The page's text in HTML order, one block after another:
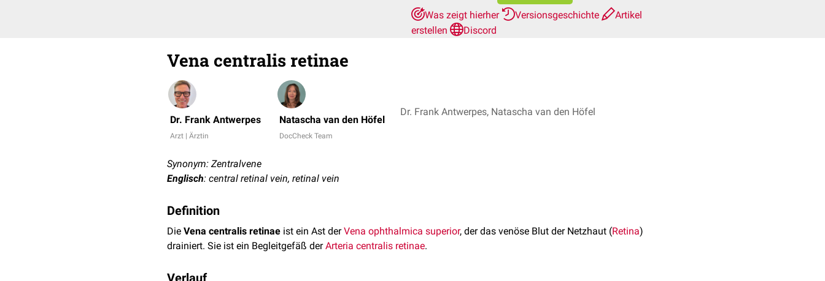
Was zeigt hierher
Versionsgeschichte
Artikel
erstellen
Discord
Vena centralis retinae
Dr. Frank Antwerpes
Arzt | Ärztin
Natascha van den Höfel
DocCheck Team
Dr. Frank Antwerpes, Natascha van den Höfel
Synonym: Zentralvene
Englisch: central retinal vein, retinal vein
Definition
Die Vena centralis retinae ist ein Ast derVena ophthalmica superior, der das venöse Blut der Netzhaut (Retina)
drainiert. Sie ist ein Begleitgefäß derArteria centralis retinae.
Verlauf